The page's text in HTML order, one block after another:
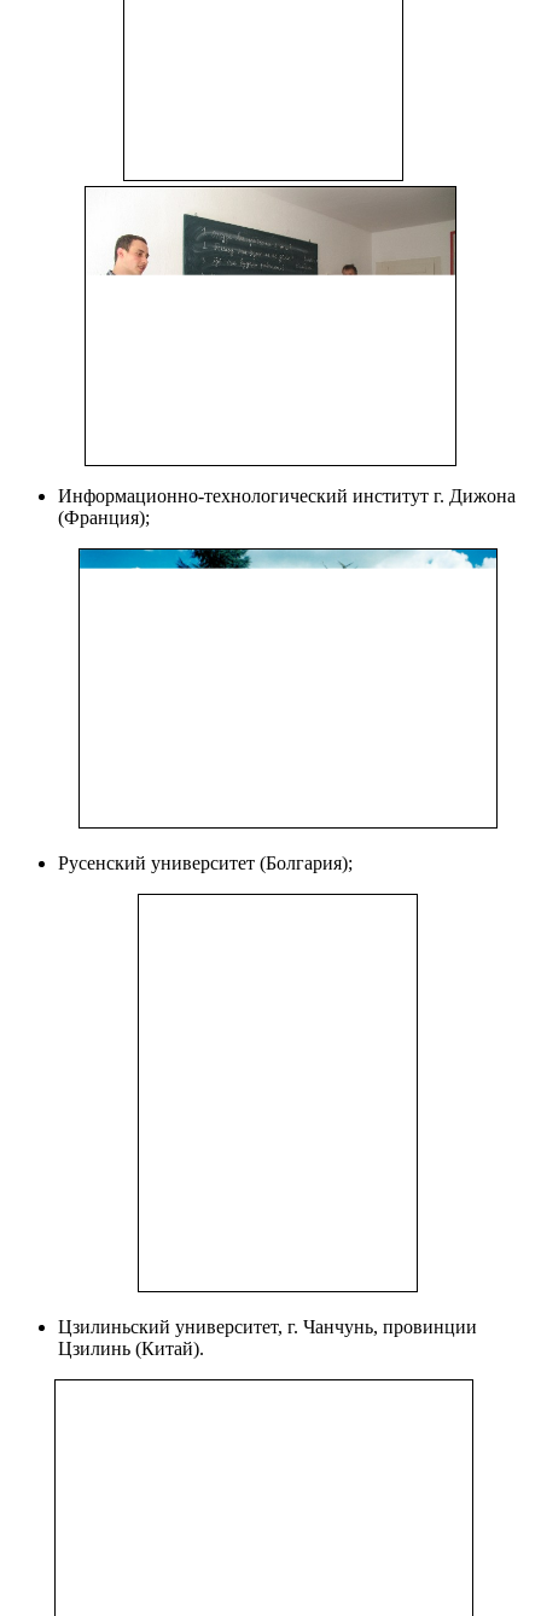
Информационно-технологический институт г. Дижона
(Франция);
Русенский университет (Болгария);
Цзилиньский университет, г. Чанчунь, провинции
Цзилинь (Китай).